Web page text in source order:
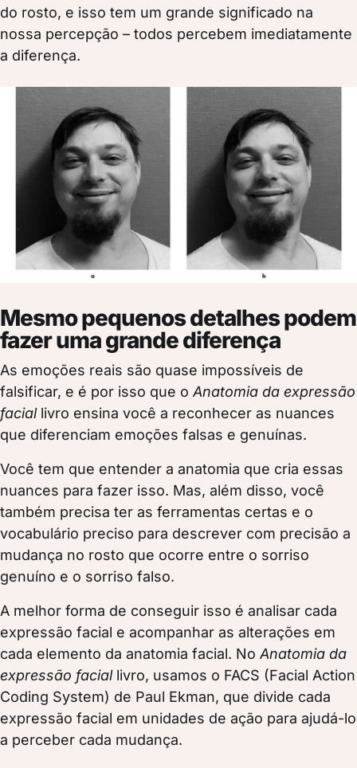
do rosto, e isso tem um grande significado na
nossa percepção – todos percebem imediatamente
a diferença.
Mesmo pequenos detalhes podem
fazer uma grande diferença
As emoções reais são quase impossíveis de
falsificar, e é por isso que o Anatomia da expressão
facial livro ensina você a reconhecer as nuances
que diferenciam emoções falsas e genuínas.
Você tem que entender a anatomia que cria essas
nuances para fazer isso. Mas, além disso, você
também precisa ter as ferramentas certas e o
vocabulário preciso para descrever com precisão a
mudança no rosto que ocorre entre o sorriso
genuíno e o sorriso falso.
A melhor forma de conseguir isso é analisar cada
expressão facial e acompanhar as alterações em
cada elemento da anatomia facial. No Anatomia da
expressão faciallivro, usamos o FACS (Facial Action
Coding System) de Paul Ekman, que divide cada
expressão facial em unidades de ação para ajudá-lo
a perceber cada mudança.